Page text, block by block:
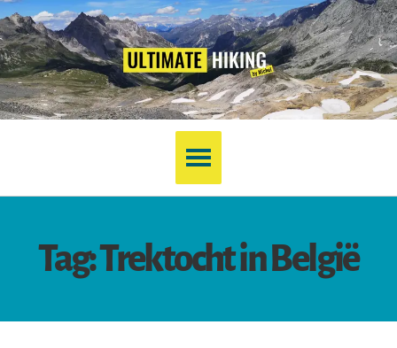
Tag: Trektocht in België